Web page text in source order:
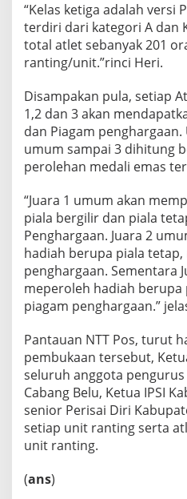
“Kelas ketiga adalah versi
terdiri dari kategori A dan
total atlet sebanyak 201
ranting/unit.”rinci Heri.
Disampakan pula, setiap
1,2 dan 3 akan
dan Piagam
umum sampai 3 dihitung
perolehan medali emas
“Juara 1 umum akan
piala bergilir dan piala
Penghargaan. Juara 2
hadiah berupa piala
penghargaan. Sementara
meperoleh hadiah berupa
piagam penghargaan.”
Pantauan NTT Pos, turut
pembukaan tersebut,
seluruh anggota
Cabang Belu, Ketua IPSI
senior Perisai Diri
setiap unit ranting serta
unit ranting.
(ans)